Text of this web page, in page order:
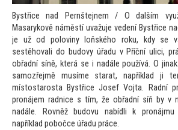
Bystřice nad Pernštejnem / O dalším
Masarykově náměstí uvažuje vedení Bystřice
je už od poloviny loňského roku, kdy se
sestěhovali do budovy úřadu v Příční ulici,
obřadní síně, která se i nadále používá. O
samozřejmě musíme starat, například ji
místostarosta Bystřice Josef Vojta. Radní
pronájem radnice s tím, že obřadní síň by v
nadále. Rovněž budovu nabídli k pronájmu
například pobočce úřadu práce.